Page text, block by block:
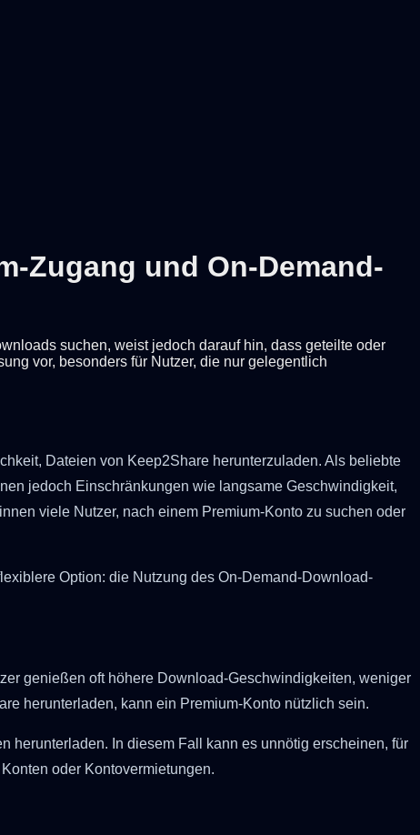
Zugang und On-Demand-
suchen, weist jedoch darauf hin, dass geteilte oder
vor, besonders für Nutzer, die nur gelegentlich
Dateien von Keep2Share herunterzuladen. Als beliebte
jedoch Einschränkungen wie langsame Geschwindigkeit,
viele Nutzer, nach einem Premium-Konto zu suchen oder
Option: die Nutzung des On-Demand-Download-
genießen oft höhere Download-Geschwindigkeiten, weniger
herunterladen, kann ein Premium-Konto nützlich sein.
herunterladen. In diesem Fall kann es unnötig erscheinen, für
oder Kontovermietungen.